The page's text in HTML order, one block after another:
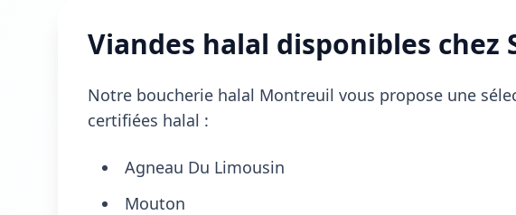
Viandes halal disponibles chez
Notre boucherie halal Montreuil vous propose une
certifiées halal :
Agneau Du Limousin
Mouton